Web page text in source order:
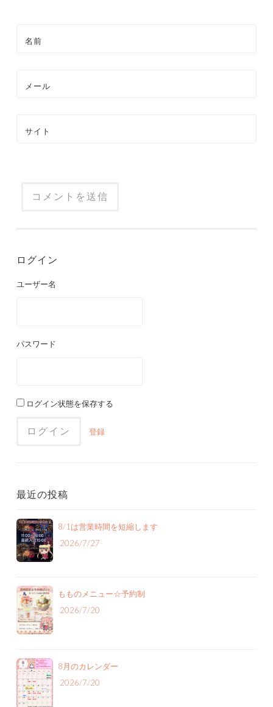
名前
メール
サイト
ログイン
ユーザー名
パスワード
ログイン状態を保存する
登録
最近の投稿
8/1は営業時間を短縮します
2026/7/27
もものメニュー‪☆予約制
2026/7/20
8月のカレンダー
2026/7/20